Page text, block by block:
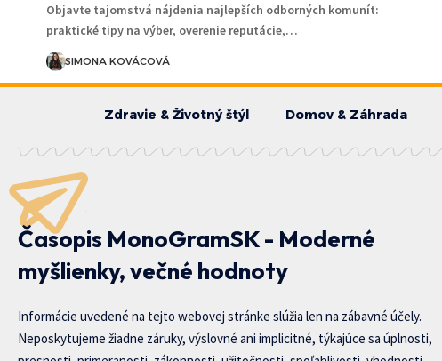
Objavte tajomstvá nájdenia najlepších odborných komunít:
praktické tipy na výber, overenie reputácie,…
SIMONA KOVÁCOVÁ
Zdravie & Životný štýl Domov & Záhrada
Časopis MonoGramSK - Moderné
myšlienky, večné hodnoty
Informácie uvedené na tejto webovej stránke slúžia len na zábavné účely.
Neposkytujeme žiadne záruky, výslovné ani implicitné, týkajúce sa úplnosti,